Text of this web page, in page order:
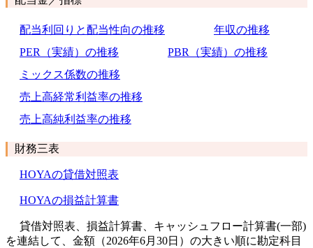
配当利回りと配当性向の推移
年収の推移
PER（実績）の推移
PBR（実績）の推移
ミックス係数の推移
売上高経常利益率の推移
売上高純利益率の推移
財務三表
HOYAの貸借対照表
HOYAの損益計算書
貸借対照表、損益計算書、キャッシュフロー計算書(一部)
を連結して、金額（2026年6月30日）の大きい順に勘定科目